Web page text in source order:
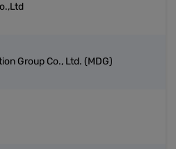
Group Co., Ltd. (MDG)